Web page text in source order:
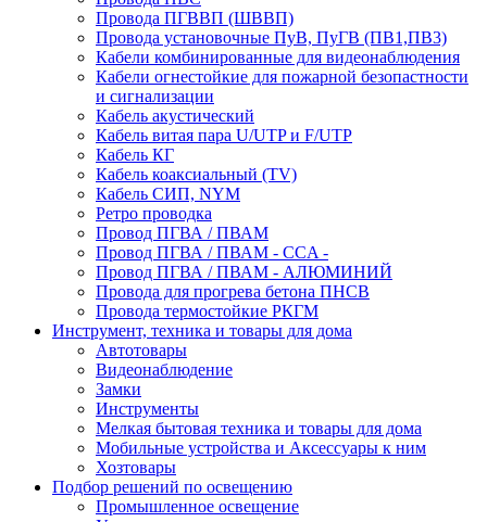
Провода ПГВВП (ШВВП)
Провода установочные ПуВ, ПуГВ (ПВ1,ПВ3)
Кабели комбинированные для видеонаблюдения
Кабели огнестойкие для пожарной безопастности
и сигнализации
Кабель акустический
Кабель витая пара U/UTP и F/UTP
Кабель КГ
Кабель коаксиальный (TV)
Кабель СИП, NYM
Ретро проводка
Провод ПГВА / ПВАМ
Провод ПГВА / ПВАМ - CCA -
Провод ПГВА / ПВАМ - АЛЮМИНИЙ
Провода для прогрева бетона ПНСВ
Провода термостойкие РКГМ
Инструмент, техника и товары для дома
Автотовары
Видеонаблюдение
Замки
Инструменты
Мелкая бытовая техника и товары для дома
Мобильные устройства и Аксессуары к ним
Хозтовары
Подбор решений по освещению
Промышленное освещение